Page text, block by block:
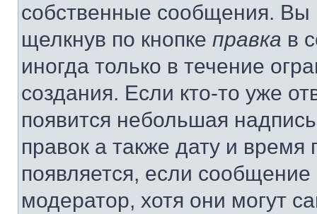
собственные сообщения. Вы
щелкнув по кнопке правка в
иногда только в течение
создания. Если кто-то уже
появится небольшая
правок а также дату и
появляется, если
модератор, хотя они могут